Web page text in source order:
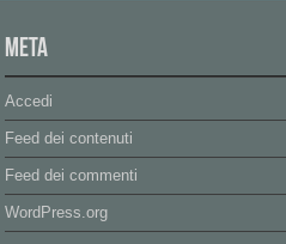
Meta
Accedi
Feed dei contenuti
Feed dei commenti
WordPress.org